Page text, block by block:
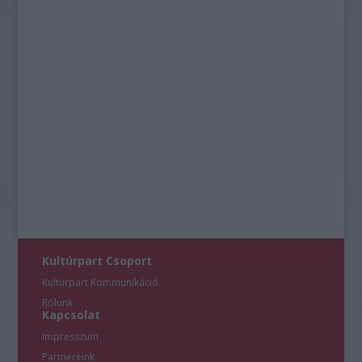
Kultúrpart Csoport
Kultúrpart Kommunikáció
Rólunk
Kapcsolat
Impresszum
Partnereink